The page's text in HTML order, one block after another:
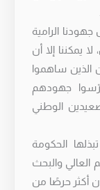
جهودنا الرامية
يمكننا إلا أن
الذين ساهموا
جهودهم
الوطني
الحكومة
العالي والبحث
أكثر حرصًا من